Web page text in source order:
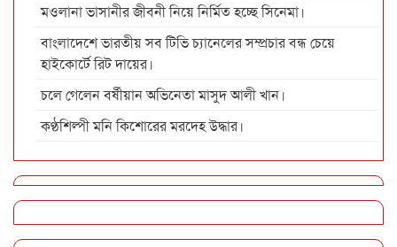
মওলানা ভাসানীর জীবনী নিয়ে নির্মিত হচ্ছে সিনেমা।
বাংলাদেশে ভারতীয় সব টিভি চ্যানেলের সম্প্রচার বন্ধ চেয়ে
হাইকোর্টে রিট দায়ের।
চলে গেলেন বর্ষীয়ান অভিনেতা মাসুদ আলী খান।
কণ্ঠশিল্পী মনি কিশোরের মরদেহ উদ্ধার।